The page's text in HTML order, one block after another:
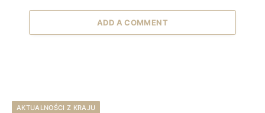
ADD A COMMENT
AKTUALNOŚCI Z KRAJU